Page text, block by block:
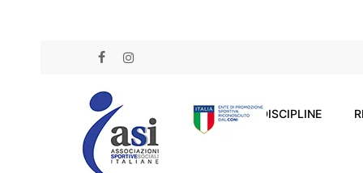
FACEBOOK
INSTAGRAM
DISCIPLINE